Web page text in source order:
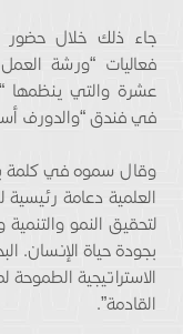
جاء ذلك خلال حضور
فعاليات “ورشة العمل
عشرة والتي ينظمها
في فندق “والدورف
وقال سموه في كلمة
العلمية دعامة رئيسية
لتحقيق النمو
بجودة حياة الإنسان.
الاستراتيجية الطموحة
القادمة”.